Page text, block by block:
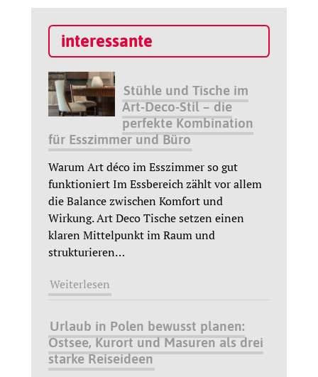
interessante
Stühle und Tische im
Art-Deco-Stil – die
perfekte Kombination
für Esszimmer und Büro
Warum Art déco im Esszimmer so gut
funktioniert Im Essbereich zählt vor allem
die Balance zwischen Komfort und
Wirkung. Art Deco Tische setzen einen
klaren Mittelpunkt im Raum und
strukturieren…
Weiterlesen
Urlaub in Polen bewusst planen:
Ostsee, Kurort und Masuren als drei
starke Reiseideen